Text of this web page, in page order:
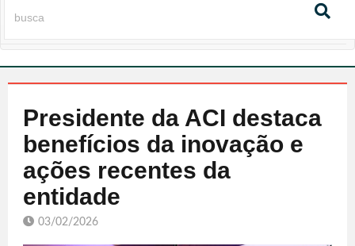
Presidente da ACI destaca
benefícios da inovação e
ações recentes da
entidade
03/02/2026